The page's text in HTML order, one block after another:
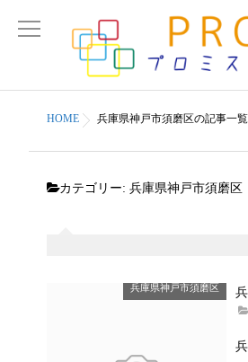
HOME 兵庫県神戸市須磨区の記事一覧
カテゴリー: 兵庫県神戸市須磨区
兵庫県神戸市須磨区